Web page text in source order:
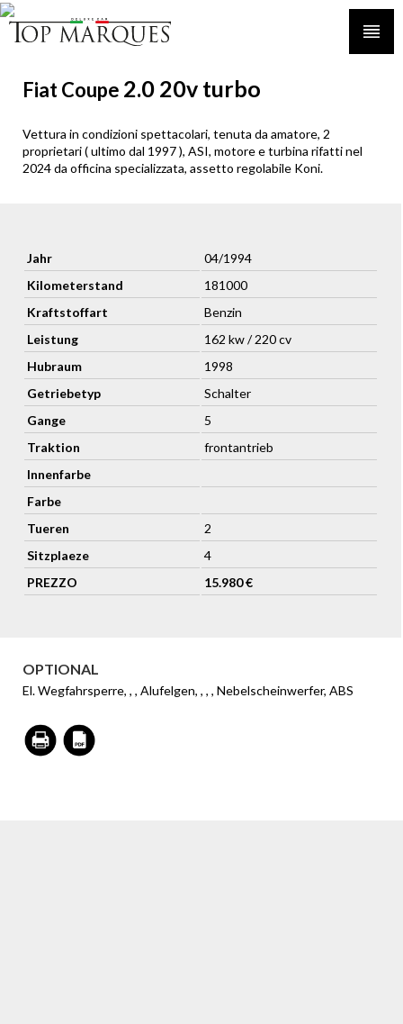
Fiat Coupe 2.0 20v turbo
Vettura in condizioni spettacolari, tenuta da amatore, 2
proprietari ( ultimo dal 1997 ), ASI, motore e turbina rifatti nel
2024 da officina specializzata, assetto regolabile Koni.
Jahr
04/1994
Kilometerstand
181000
Kraftstoffart
Benzin
Leistung
162 kw / 220 cv
Hubraum
1998
Getriebetyp
Schalter
Gange
5
Traktion
frontantrieb
Innenfarbe
Farbe
Tueren
2
Sitzplaeze
4
PREZZO
15.980 €
OPTIONAL
El. Wegfahrsperre, , , Alufelgen, , , , Nebelscheinwerfer, ABS